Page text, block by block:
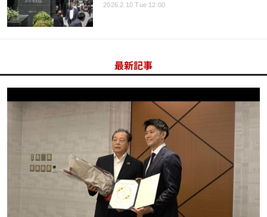
2026.2.10 Tue 12:00
最新記事